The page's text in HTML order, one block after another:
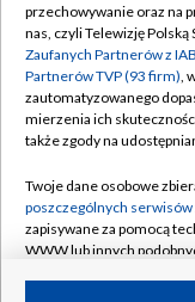
Abonament TVP
Emisja w TVP
Centrum
Naziemna
Rada Programowa
System NOS
Informacje o
przechowywanie oraz na
nas, czyli Telewizję Polską
Zaufanych Partnerów z
Partnerów TVP (93 firm),
zautomatyzowanego
mierzenia ich
także zgody na
Twoje dane osobowe
poszczególnych serwisów
zapisywane za pomocą
WWW lub innych